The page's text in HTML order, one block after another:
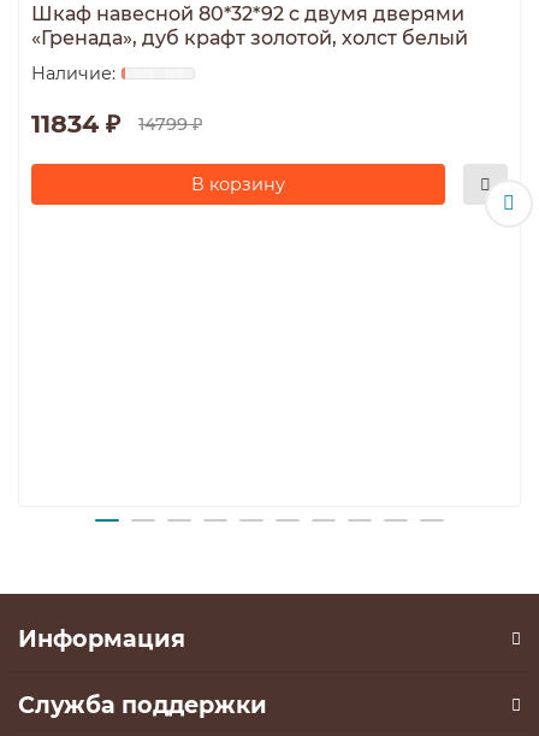
Шкаф навесной 80*32*92 c двумя дверями
«Гренада», дуб крафт золотой, холст белый
11834 ₽ 14799 ₽
В корзину
Информация
Служба поддержки